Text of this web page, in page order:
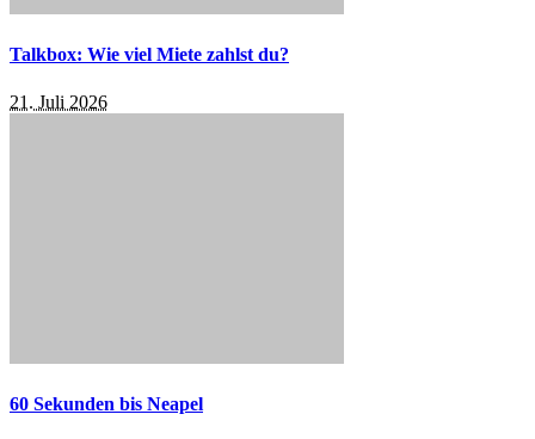
Talkbox: Wie viel Miete zahlst du?
21. Juli 2026
60 Sekunden bis Neapel